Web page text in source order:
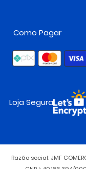
Como Pagar
Loja Segura
Razão social: JMF